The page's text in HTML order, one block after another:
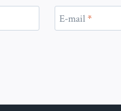
E-mail*